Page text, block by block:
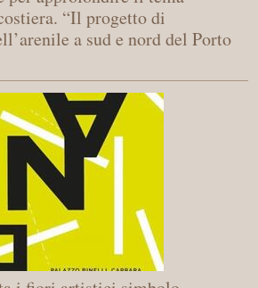
“Il progetto di
a sud e nord del Porto